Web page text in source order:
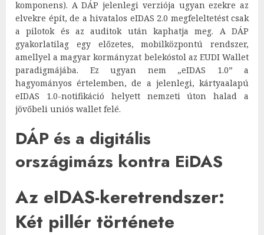
komponens). A DÁP jelenlegi verziója ugyan ezekre az
elvekre épít, de a hivatalos eIDAS 2.0 megfeleltetést csak
a pilotok és az auditok után kaphatja meg. A DÁP
gyakorlatilag egy előzetes, mobilközpontú rendszer,
amellyel a magyar kormányzat belekóstol az EUDI Wallet
paradigmájába. Ez ugyan nem „eIDAS 1.0” a
hagyományos értelemben, de a jelenlegi, kártyaalapú
eIDAS 1.0-notifikáció helyett nemzeti úton halad a
jövőbeli uniós wallet felé.
DÁP és a digitális
országimázs kontra EiDAS
Az eIDAS-keretrendszer:
Két pillér története